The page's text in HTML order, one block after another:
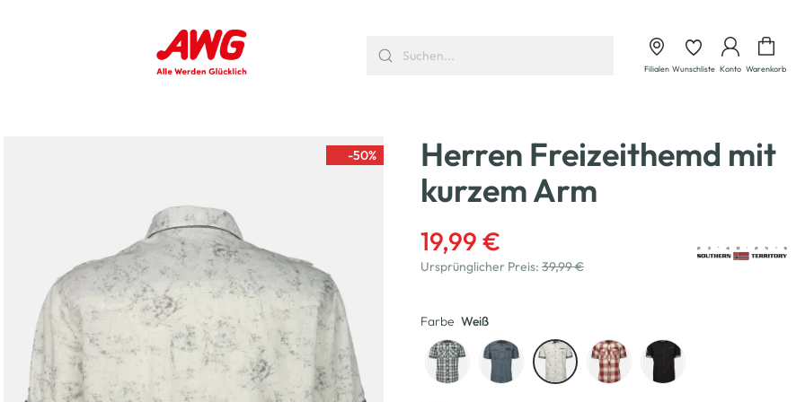
Filialen Wunschliste Konto Warenkorb
-50%
Herren Freizeithemd mit
kurzem Arm
19,99 €
Ursprünglicher Preis: 39,99 €
Farbe Weiß